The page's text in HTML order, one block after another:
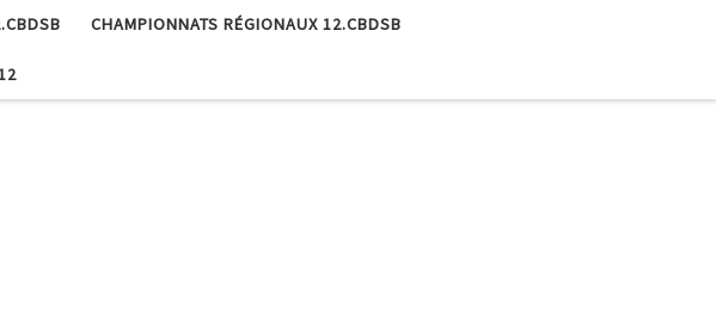
CHAMPIONNATS RÉGIONAUX 12.CBDSB